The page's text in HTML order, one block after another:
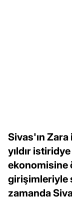
Sivas'ın
yıldır
ekonomisine
girişimleriyle
zamanda